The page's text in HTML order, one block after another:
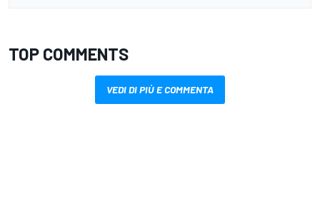
TOP COMMENTS
VEDI DI PIÙ E COMMENTA